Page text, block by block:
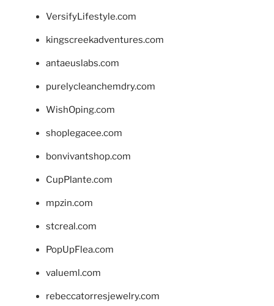
VersifyLifestyle.com
kingscreekadventures.com
antaeuslabs.com
purelycleanchemdry.com
WishOping.com
shoplegacee.com
bonvivantshop.com
CupPlante.com
mpzin.com
stcreal.com
PopUpFlea.com
valueml.com
rebeccatorresjewelry.com